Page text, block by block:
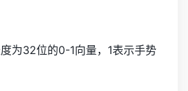
为32位的0-1向量，1表示手势